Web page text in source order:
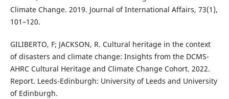
Climate Change. 2019. Journal of International Affairs, 73(1),
101–120.
GILIBERTO, F; JACKSON, R. Cultural heritage in the context
of disasters and climate change: Insights from the DCMS-
AHRC Cultural Heritage and Climate Change Cohort. 2022.
Report. Leeds-Edinburgh: University of Leeds and University
of Edinburgh.